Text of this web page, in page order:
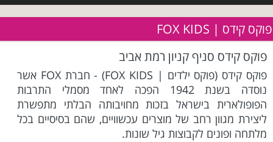
פוקס קידס | FOX KIDS
פוקס קידס סניף קניון רמת אביב
פוקס קידס (פוקס ילדים | FOX KIDS) - חברת FOX אשר
נוסדה בשנת 1942 הפכה לאחד מסמלי התרבות
הפופולארית בישראל בזכות מחויבותה הבלתי מתפשרת
ליצירת מגוון רחב של מוצרים עכשוויים, שהם בסיסיים בכל
מלתחה ופונים לקבוצות גיל שונות.